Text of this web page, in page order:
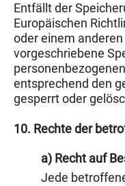
Entfällt der
Europäischen
oder einem
vorgeschriebene
entsprechend den
gesperrt oder
10. Rechte der
a) Recht auf
Jede